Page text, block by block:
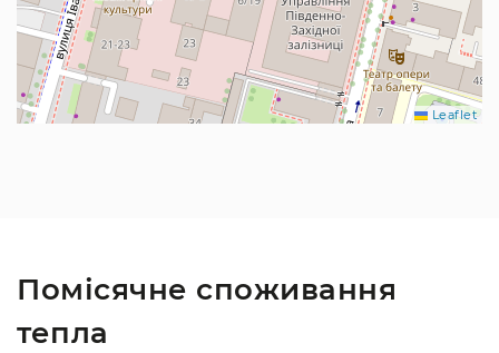
Leaflet
Помісячне споживання
тепла